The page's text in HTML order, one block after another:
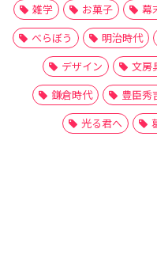
雑学
お菓子 幕
べらぼう
明治時代
デザイン
文房
鎌倉時代
豊臣秀
光る君へ